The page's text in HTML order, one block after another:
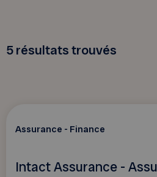
5résultats trouvés
Assurance - Finance
Intact Assurance -